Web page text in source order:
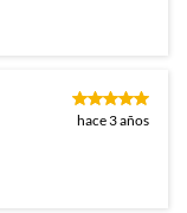
hace 3 años